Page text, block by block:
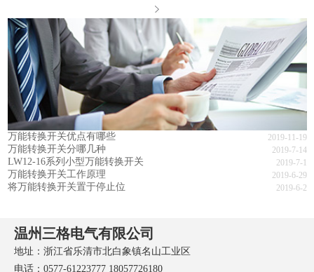
万能转换开关优点有哪些 2019-11-19
万能转换开关分哪几种 2019-7-14
LW12-16系列小型万能转换开关 2019-7-1
万能转换开关工作原理 2019-6-29
将万能转换开关置于停止位 2019-6-2
温州三格电气有限公司
地址：浙江省乐清市北白象镇名山工业区
电话：0577-61223777 18057726180